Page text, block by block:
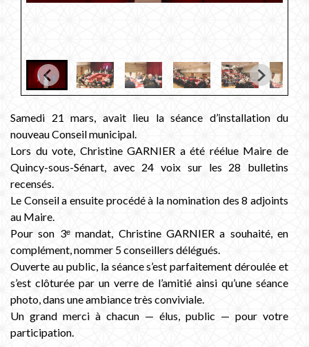
Samedi 21 mars, avait lieu la séance d’installation du
nouveau Conseil municipal.
Lors du vote, Christine GARNIER a été réélue Maire de
Quincy-sous-Sénart, avec 24 voix sur les 28 bulletins
recensés.
Le Conseil a ensuite procédé à la nomination des 8 adjoints
au Maire.
Pour son 3ᵉ mandat, Christine GARNIER a souhaité, en
complément, nommer 5 conseillers délégués.
Ouverte au public, la séance s’est parfaitement déroulée et
s’est clôturée par un verre de l’amitié ainsi qu’une séance
photo, dans une ambiance très conviviale.
Un grand merci à chacun — élus, public — pour votre
participation.